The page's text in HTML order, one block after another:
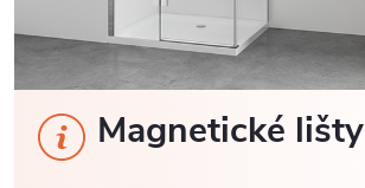
Magnetické lišty